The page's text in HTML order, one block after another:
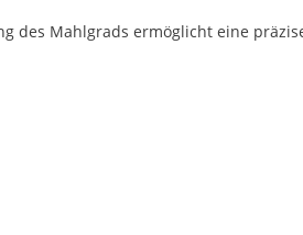
des Mahlgrads ermöglicht eine